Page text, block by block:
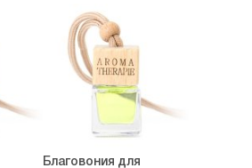
Благовония для